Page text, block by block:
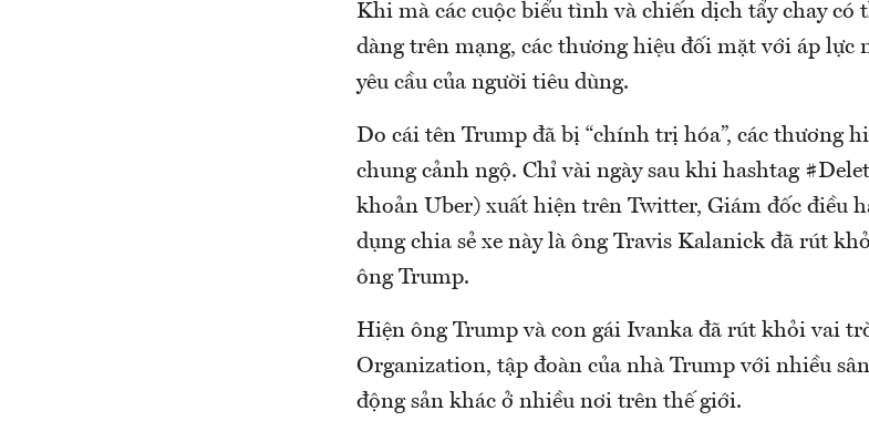
Khi mà các cuộc biểu tình và chiến dịch tẩy chay có
dàng trên mạng, các thương hiệu đối mặt với áp lực
yêu cầu của người tiêu dùng.
Do cái tên Trump đã bị “chính trị hóa”, các thương
chung cảnh ngộ. Chỉ vài ngày sau khi hashtag
khoản Uber) xuất hiện trên Twitter, Giám đốc điều
dụng chia sẻ xe này là ông Travis Kalanick đã rút
ông Trump.
Hiện ông Trump và con gái Ivanka đã rút khỏi vai
Organization, tập đoàn của nhà Trump với nhiều
động sản khác ở nhiều nơi trên thế giới.